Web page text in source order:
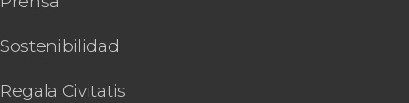
Sostenibilidad
Regala Civitatis